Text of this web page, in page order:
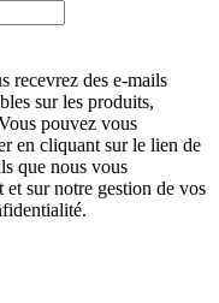
recevrez des e-mails
sur les produits,
pouvez vous
en cliquant sur le lien de
que nous vous
sur notre gestion de vos